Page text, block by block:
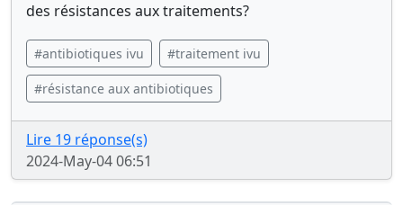
des résistances aux traitements?
#antibiotiques ivu #traitement ivu
#résistance aux antibiotiques
Lire 19 réponse(s)
2024-May-04 06:51